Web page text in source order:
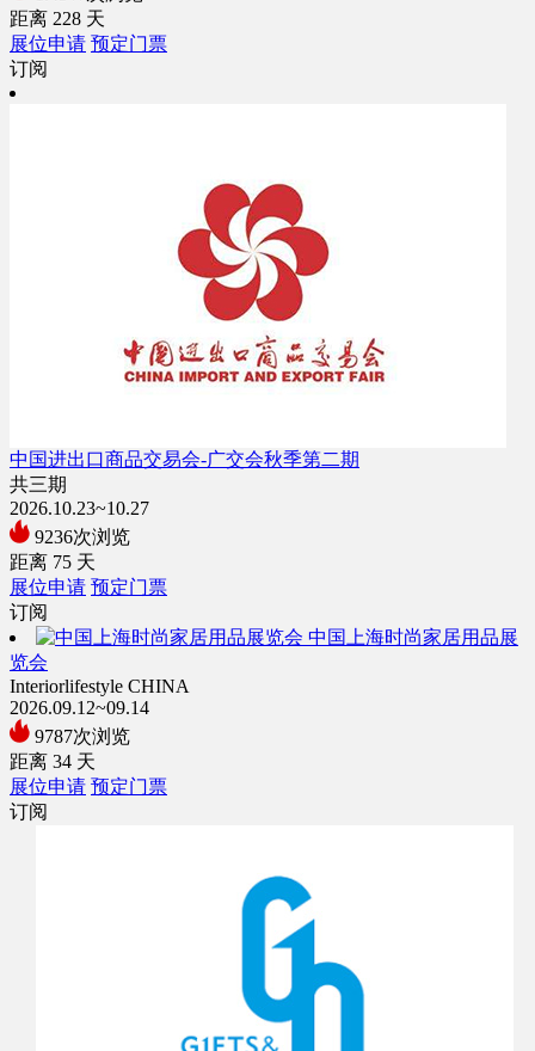
距离 228 天
展位申请 预定门票
订阅
中国进出口商品交易会-广交会秋季第二期
共三期
2026.10.23~10.27
9236次浏览
距离 75 天
展位申请 预定门票
订阅
中国上海时尚家居用品展
览会
Interiorlifestyle CHINA
2026.09.12~09.14
9787次浏览
距离 34 天
展位申请 预定门票
订阅